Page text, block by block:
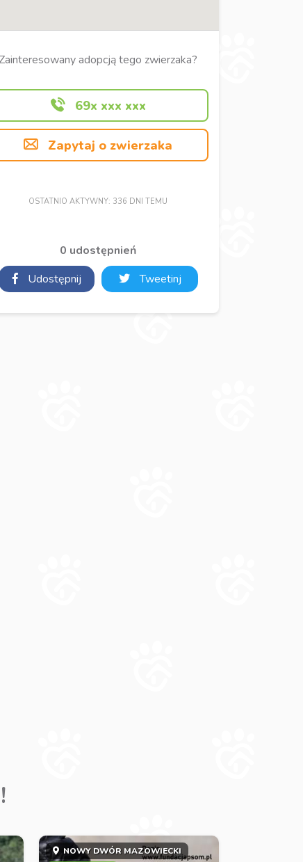
adopcją tego zwierzaka?
69x xxx xxx
Zapytaj o zwierzaka
OSTATNIO AKTYWNY: 336 DNI TEMU
0 udostępnień
Udostępnij
Tweetinj
NOWY DWÓR MAZOWIECKI